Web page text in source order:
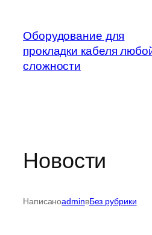
содержимому
Оборудование для
прокладки кабеля
сложности
Новости
НаписаноadminвБез рубрики